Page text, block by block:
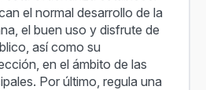
el normal desarrollo de la
el buen uso y disfrute de
así como su
en el ámbito de las
Por último, regula una